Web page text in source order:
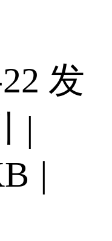
发
|
|